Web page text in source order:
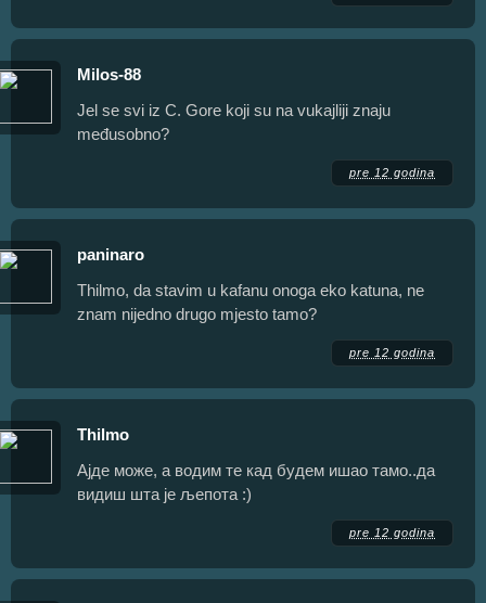
Milos-88
Jel se svi iz C. Gore koji su na vukajliji znaju
međusobno?
pre 12 godina
paninaro
Thilmo, da stavim u kafanu onoga eko katuna, ne
znam nijedno drugo mjesto tamo?
pre 12 godina
Thilmo
Ајде може, а водим те кад будем ишао тамо..да
видиш шта је љепота :)
pre 12 godina